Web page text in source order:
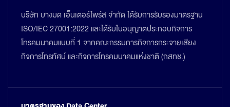
บริษัท บางมด เอ็นเตอร์ไพร์ส จำกัด ได้รับการรับรองมาตรฐาน
ISO/IEC 27001:2022 และได้รับใบอนุญาตประกอบกิจการ
โทรคมนาคมแบบที่ 1 จากคณะกรรมการกิจการกระจายเสียง
กิจการโทรทัศน์ และกิจการโทรคมนาคมแห่งชาติ (กสทช.)